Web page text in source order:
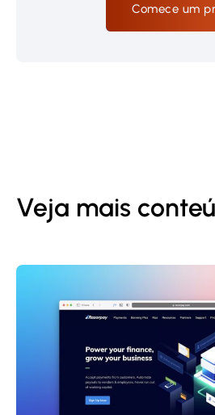
Comece um
Veja mais